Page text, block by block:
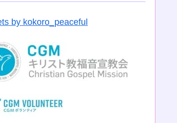
by kokoro_peaceful